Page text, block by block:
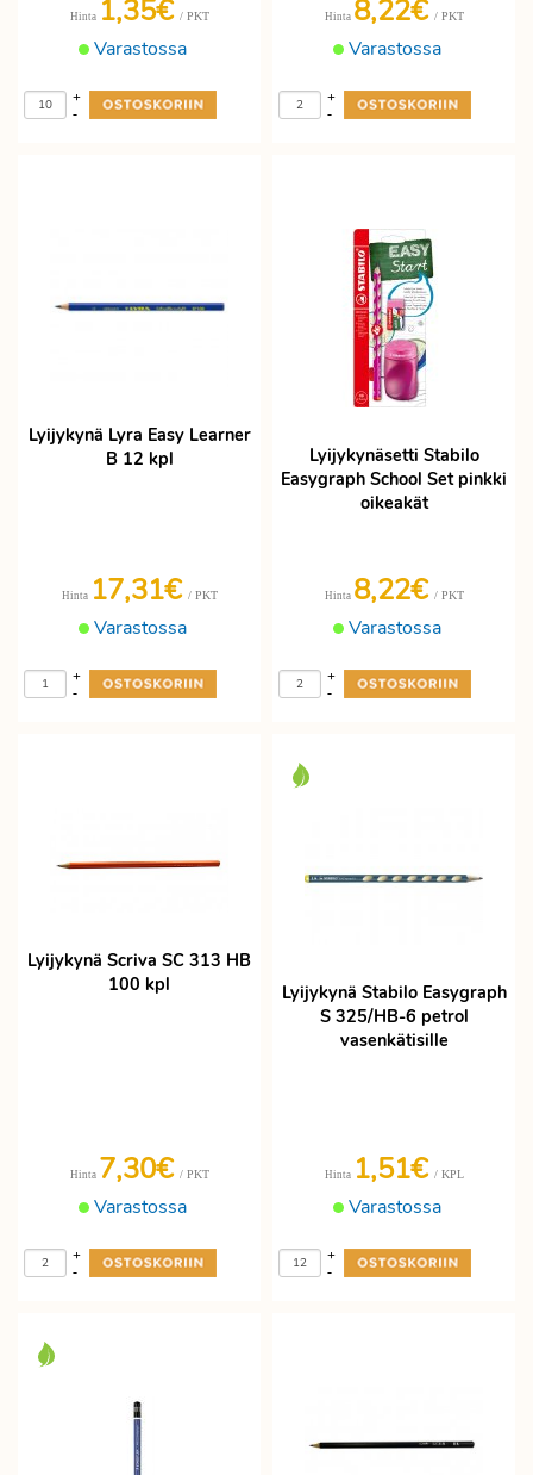
Varastossa
Hinta 1,35€ / PKT
-
+
Varastossa
Hinta 8,22€ / PKT
-
+
Lyijykynä Lyra Easy Learner
B 12 kpl
Varastossa
Hinta 17,31€ / PKT
-
+
Lyijykynäsetti Stabilo
Easygraph School Set pinkki
oikeakät
Varastossa
Hinta 8,22€ / PKT
-
+
Lyijykynä Scriva SC 313 HB
100 kpl
Varastossa
Hinta 7,30€ / PKT
-
+
Lyijykynä Stabilo Easygraph
S 325/HB-6 petrol
vasenkätisille
Varastossa
Hinta 1,51€ / KPL
-
+